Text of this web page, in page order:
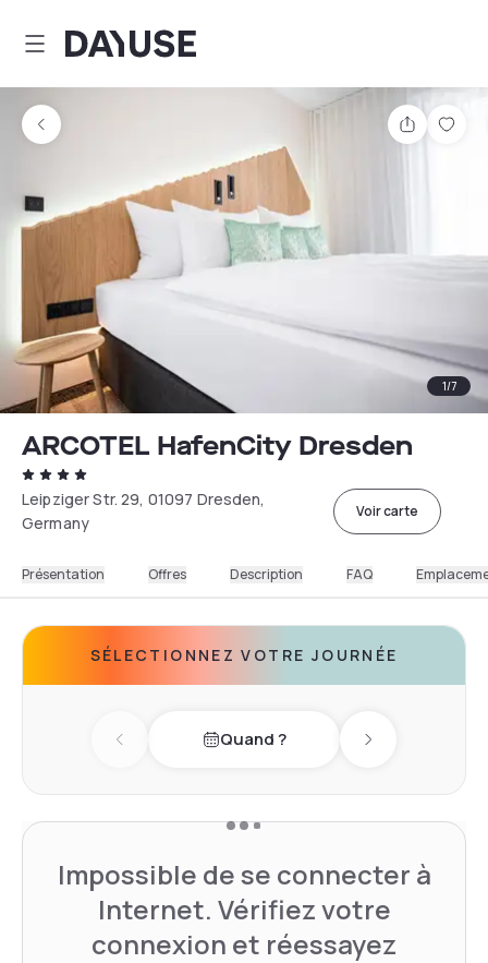
Dayuse
Partager
1/7
ARCOTEL HafenCity Dresden
Leipziger Str. 29, 01097 Dresden,
Germany
Voir carte
Présentation Offres Description FAQ
SÉLECTIONNEZ VOTRE JOURNÉE
Previous dayQuand ? Next day
Impossible de se connecter à
Internet. Vérifiez votre
connexion et réessayez